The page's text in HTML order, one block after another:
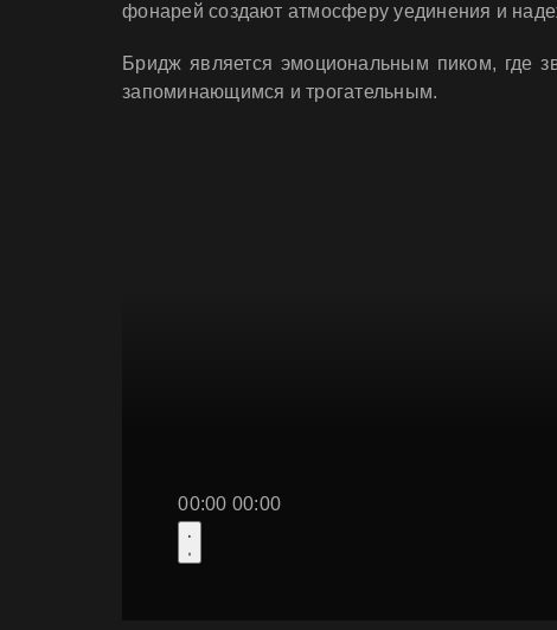
фонарей создают атмосферу уединения и
Бридж является эмоциональным пиком, где
запоминающимся и трогательным.
00:00 00:00